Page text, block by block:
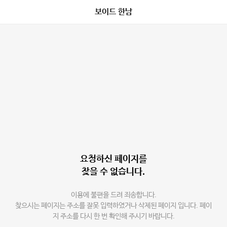
보이드 한남
요청하신 페이지를
찾을 수 없습니다.
이용에 불편을 드려 죄송합니다.
찾으시는 페이지는 주소를 잘못 입력하였거나 삭제된 페이지 입니다. 페이
지 주소를 다시 한 번 확인해 주시기 바랍니다.